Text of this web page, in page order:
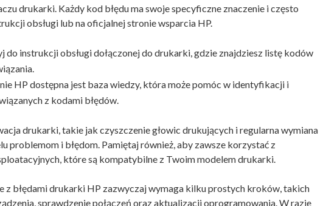
drukarki. Każdy kod błędu ma swoje specyficzne znaczenie i często
obsługi lub na oficjalnej stronie wsparcia HP.
do instrukcji obsługi dołączonej do drukarki, gdzie znajdziesz listę kodów
HP dostępna jest baza wiedzy, która może pomóc w identyfikacji i
z kodami błędów.
drukarki, takie jak czyszczenie głowic drukujących i regularna wymiana
problemom i błędom. Pamiętaj również, aby zawsze korzystać z
które są kompatybilne z Twoim modelem drukarki.
z błędami drukarki HP zazwyczaj wymaga kilku prostych kroków, takich
sprawdzenie połączeń oraz aktualizacji oprogramowania. W razie